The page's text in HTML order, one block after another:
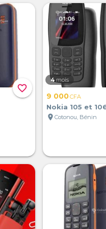
favorite_border
4 mois
9 000CFA
Nokia 105 et
location_on Cotonou, Bénin